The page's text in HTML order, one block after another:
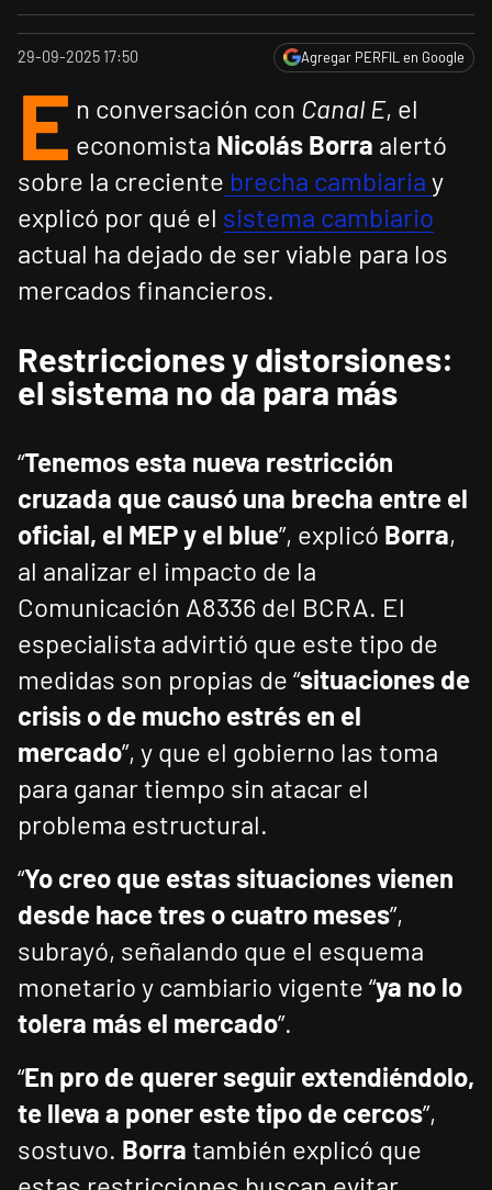
29-09-2025 17:50 Agregar PERFIL en Google
E n conversación con Canal E, el
economista Nicolás Borra alertó
sobre la creciente brecha cambiaria y
explicó por qué el sistema cambiario
actual ha dejado de ser viable para los
mercados financieros.
Restricciones y distorsiones:
el sistema no da para más
“Tenemos esta nueva restricción
cruzada que causó una brecha entre el
oficial, el MEP y el blue”, explicó Borra,
al analizar el impacto de la
Comunicación A8336 del BCRA. El
especialista advirtió que este tipo de
medidas son propias de “situaciones de
crisis o de mucho estrés en el
mercado”, y que el gobierno las toma
para ganar tiempo sin atacar el
problema estructural.
“Yo creo que estas situaciones vienen
desde hace tres o cuatro meses”,
subrayó, señalando que el esquema
monetario y cambiario vigente “ya no lo
tolera más el mercado”.
“En pro de querer seguir extendiéndolo,
te lleva a poner este tipo de cercos”,
sostuvo. Borra también explicó que